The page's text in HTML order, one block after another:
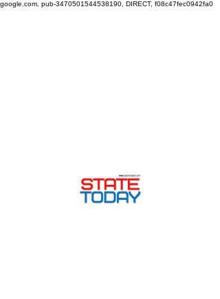
google.com, pub-3470501544538190, DIRECT, f08c47fec0942fa0